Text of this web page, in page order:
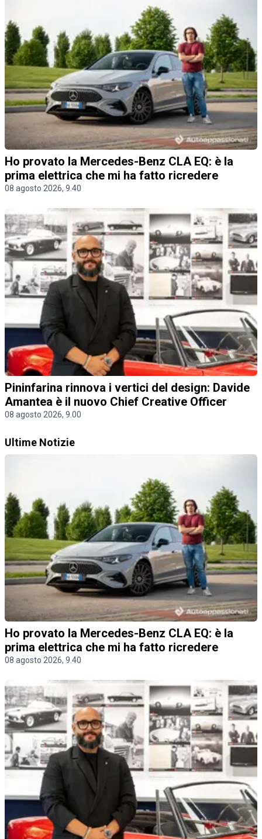
Ho provato la Mercedes-Benz CLA EQ: è la
prima elettrica che mi ha fatto ricredere
08 agosto 2026, 9.40
Pininfarina rinnova i vertici del design: Davide
Amantea è il nuovo Chief Creative Officer
08 agosto 2026, 9.00
Ultime Notizie
Ho provato la Mercedes-Benz CLA EQ: è la
prima elettrica che mi ha fatto ricredere
08 agosto 2026, 9.40